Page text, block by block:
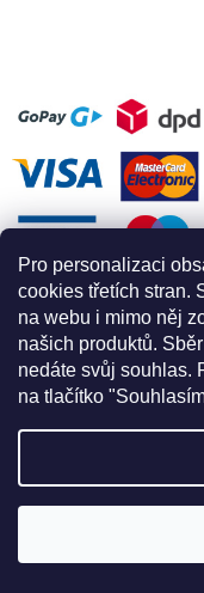
Pro personalizaci
cookies třetích stran.
na webu i mimo něj
našich produktů.
nedáte svůj souhlas.
na tlačítko
Apex